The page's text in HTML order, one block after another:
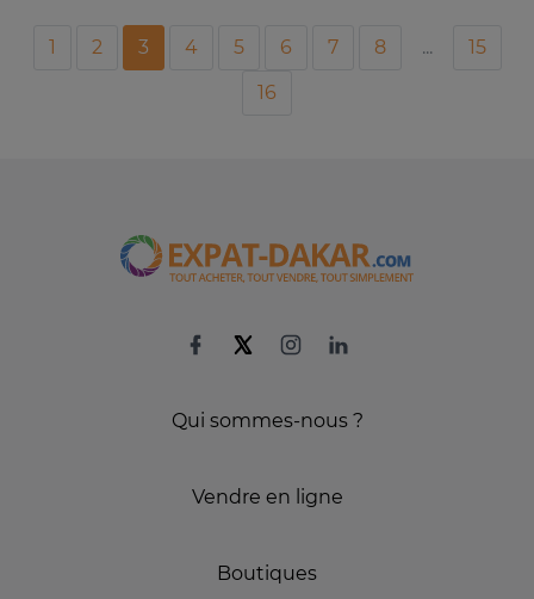
1 2 3 4 5 6 7 8 ...
15
16
Qui sommes-nous ?
Vendre en ligne
Boutiques